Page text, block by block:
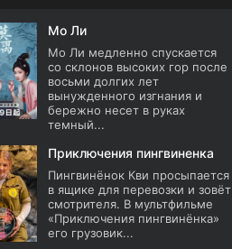
Мо Ли
Мо Ли медленно спускается
со склонов высоких гор после
восьми долгих лет
вынужденного изгнания и
бережно несет в руках
темный...
Приключения пингвиненка
Пингвинёнок Кви просыпается
в ящике для перевозки и зовёт
смотрителя. В мультфильме
«Приключения пингвинёнка»
его грузовик...